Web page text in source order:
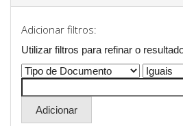
Adicionar filtros:
Utilizar filtros para refinar o